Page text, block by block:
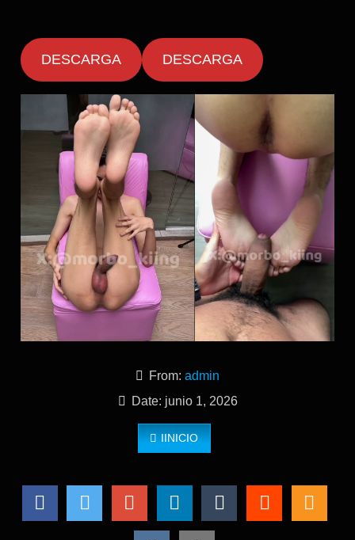
DESCARGA DESCARGA
From: admin
Date: junio 1, 2026
IINICIO